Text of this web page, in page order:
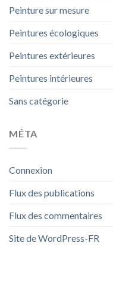
Peinture sur mesure
Peintures écologiques
Peintures extérieures
Peintures intérieures
Sans catégorie
MÉTA
Connexion
Flux des publications
Flux des commentaires
Site de WordPress-FR